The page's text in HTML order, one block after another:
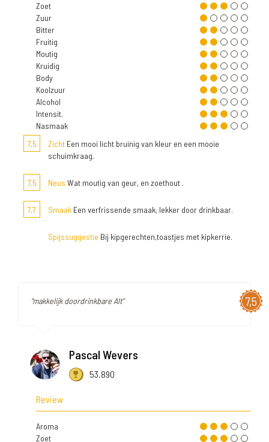
Zoet
Zuur
Bitter
Fruitig
Moutig
Kruidig
Body
Koolzuur
Alcohol
Intensit.
Nasmaak
7,5
Zicht Een mooi licht bruinig van kleur en een mooie
schuimkraag.
7,5 Neus Wat moutig van geur, en zoethout .
7,7 Smaak Een verfrissende smaak, lekker door drinkbaar.
Spijssuggestie Bij kipgerechten,toastjes met kipkerrie.
7,5
"makkelijk doordrinkbare Alt"
Pascal Wevers
53.890
Review
Aroma
Zoet